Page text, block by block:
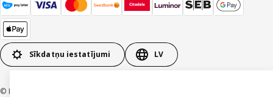
Sīkdatņu iestatījumi LV
© Inter IKEA Systems B.V. 1999-2026